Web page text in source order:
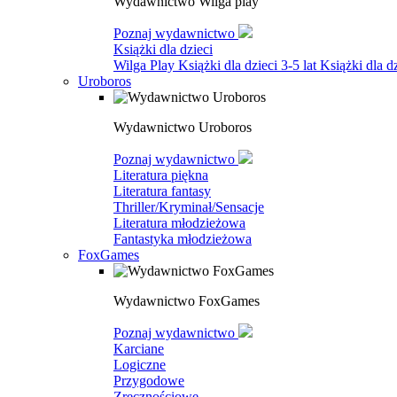
Poznaj wydawnictwo
Książki dla dzieci
Wilga Play Książki dla dzieci 3-5 lat Książki dla
Uroboros
Wydawnictwo Uroboros
Poznaj wydawnictwo
Literatura piękna
Literatura fantasy
Thriller/Kryminał/Sensacje
Literatura młodzieżowa
Fantastyka młodzieżowa
FoxGames
Wydawnictwo FoxGames
Poznaj wydawnictwo
Karciane
Logiczne
Przygodowe